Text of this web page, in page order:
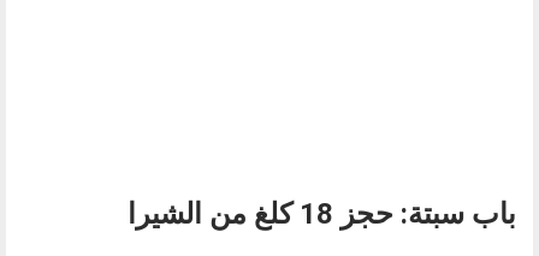
باب سبتة: حجز 18 كلغ من الشيرا